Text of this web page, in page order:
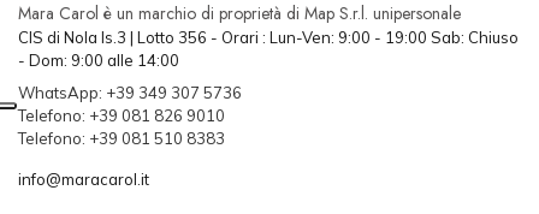
Mara Carol è un marchio di proprietà di Map S.r.l. unipersonale
CIS di Nola Is.3 | Lotto 356 - Orari : Lun-Ven: 9:00 - 19:00 Sab: Chiuso
- Dom: 9:00 alle 14:00
WhatsApp: +39 349 307 5736
Telefono: +39 081 826 9010
Telefono: +39 081 510 8383
info@maracarol.it